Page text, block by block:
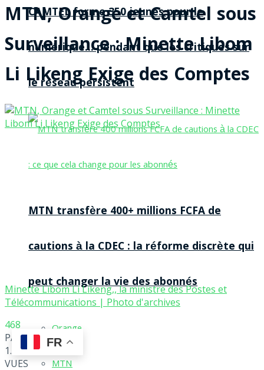
CAMTEL forme 350 jeunes pour le
numérique… pendant que les critiques sur
le réseau persistent
MTN transfère 400+ millions FCFA de
cautions à la CDEC : la réforme discrète qui
peut changer la vie des abonnés
Orange
MTN
MTN, Orange et Camtel sous
Surveillance : Minette Libom
Li Likeng Exige des Comptes
Minette Libom Li Likeng,, la ministre des Postes et
Télécommunications | Photo d'archives
468
PARTAGES
1.5k
VUES
FR